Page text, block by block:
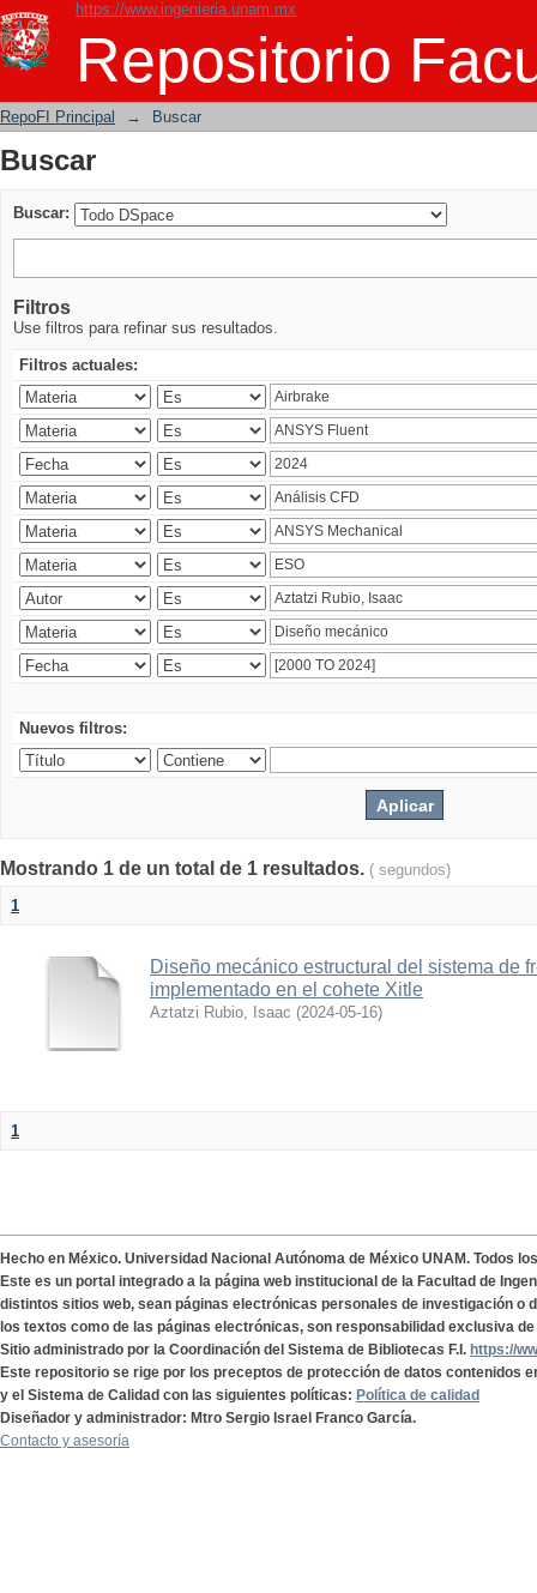
https://www.ingenieria.unam.mx
Repositorio
Buscar
RepoFI Principal → Buscar
Buscar
Buscar:
Filtros
Use filtros para refinar sus resultados.
Filtros actuales:
Nuevos filtros:
Mostrando 1 de un total de 1 resultados. ( segundos)
1
Diseño mecánico estructural del sistema de
implementado en el cohete Xitle
Aztatzi Rubio, Isaac (2024-05-16)
1
Hecho en México. Universidad Nacional Autónoma de México UNAM. Todos
Este es un portal integrado a la página web institucional de la Facultad de
distintos sitios web, sean páginas electrónicas personales de investigación o
los textos como de las páginas electrónicas, son responsabilidad exclusiva
Sitio administrado por la Coordinación del Sistema de Bibliotecas F.I. https://
Este repositorio se rige por los preceptos de protección de datos contenidos
y el Sistema de Calidad con las siguientes políticas: Política de calidad
Diseñador y administrador: Mtro Sergio Israel Franco García.
Contacto y asesoría